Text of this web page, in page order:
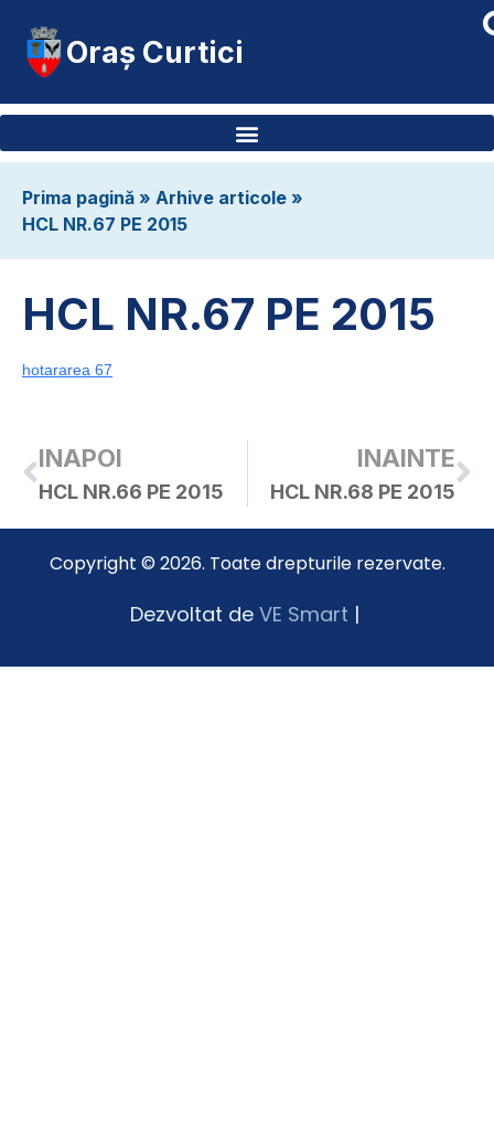
Oraș Curtici
Prima pagină » Arhive articole »
HCL NR.67 PE 2015
HCL NR.67 PE 2015
hotararea 67
INAPOI
HCL NR.66 PE 2015
INAINTE
HCL NR.68 PE 2015
Copyright © 2026. Toate drepturile rezervate.
Dezvoltat de VE Smart |